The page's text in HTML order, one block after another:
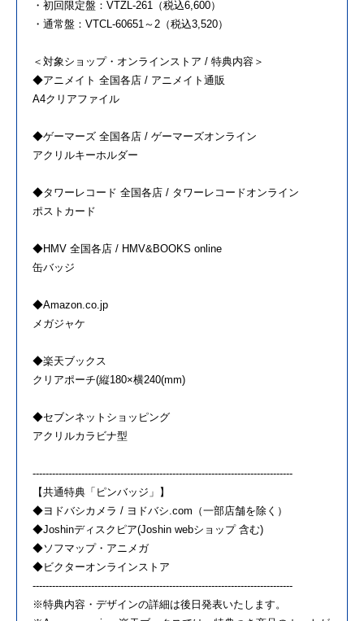
・初回限定盤：VTZL-261（税込6,600）
・通常盤：VTCL-60651～2（税込3,520）
＜対象ショップ・オンラインストア / 特典内容＞
◆アニメイト 全国各店 / アニメイト通販
A4クリアファイル
◆ゲーマーズ 全国各店 / ゲーマーズオンライン
アクリルキーホルダー
◆タワーレコード 全国各店 / タワーレコードオンライン
ポストカード
◆HMV 全国各店 / HMV&BOOKS online
缶バッジ
◆Amazon.co.jp
メガジャケ
◆楽天ブックス
クリアポーチ(縦180×横240(mm)
◆セブンネットショッピング
アクリルカラビナ型
--------------------------------------------------------------------------------
【共通特典「ピンバッジ」】
◆ヨドバシカメラ / ヨドバシ.com（一部店舗を除く）
◆Joshinディスクピア(Joshin webショップ 含む)
◆ソフマップ・アニメガ
◆ビクターオンラインストア
--------------------------------------------------------------------------------
※特典内容・デザインの詳細は後日発表いたします。